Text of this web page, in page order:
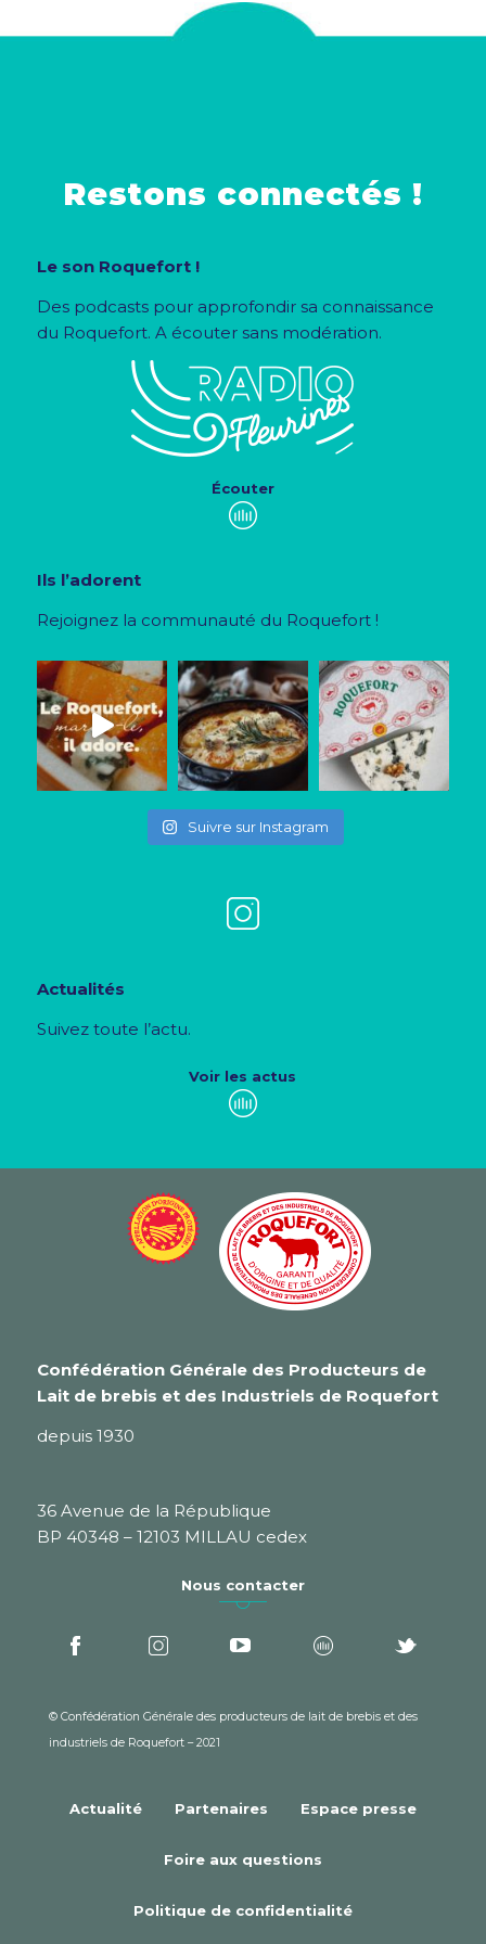
Restons connectés !
Le son Roquefort !
Des podcasts pour approfondir sa connaissance
du Roquefort. A écouter sans modération.
Écouter
Ils l’adorent
Rejoignez la communauté du Roquefort !
Suivre sur Instagram
Actualités
Suivez toute l’actu.
Voir les actus
Confédération Générale des Producteurs de
Lait de brebis et des Industriels de Roquefort
depuis 1930
36 Avenue de la République
BP 40348 – 12103 MILLAU cedex
Nous contacter
© Confédération Générale des producteurs de lait de brebis et des
industriels de Roquefort – 2021
Actualité Partenaires Espace presse
Foire aux questions
Politique de confidentialité